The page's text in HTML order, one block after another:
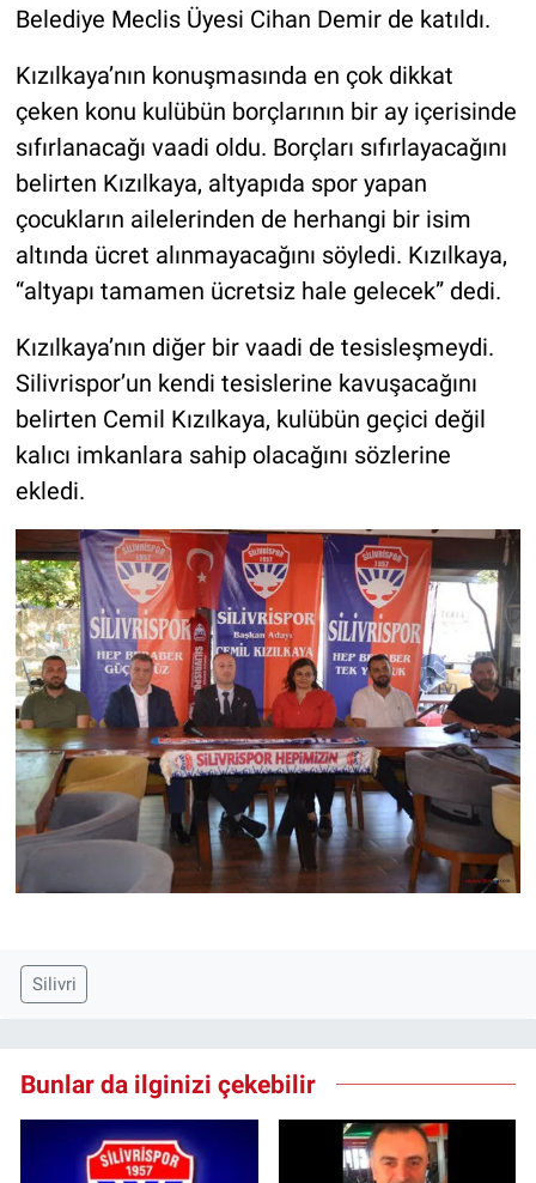
Belediye Meclis Üyesi Cihan Demir de katıldı.
Kızılkaya’nın konuşmasında en çok dikkat
çeken konu kulübün borçlarının bir ay içerisinde
sıfırlanacağı vaadi oldu. Borçları sıfırlayacağını
belirten Kızılkaya, altyapıda spor yapan
çocukların ailelerinden de herhangi bir isim
altında ücret alınmayacağını söyledi. Kızılkaya,
“altyapı tamamen ücretsiz hale gelecek” dedi.
Kızılkaya’nın diğer bir vaadi de tesisleşmeydi.
Silivrispor’un kendi tesislerine kavuşacağını
belirten Cemil Kızılkaya, kulübün geçici değil
kalıcı imkanlara sahip olacağını sözlerine
ekledi.
Silivri
Bunlar da ilginizi çekebilir